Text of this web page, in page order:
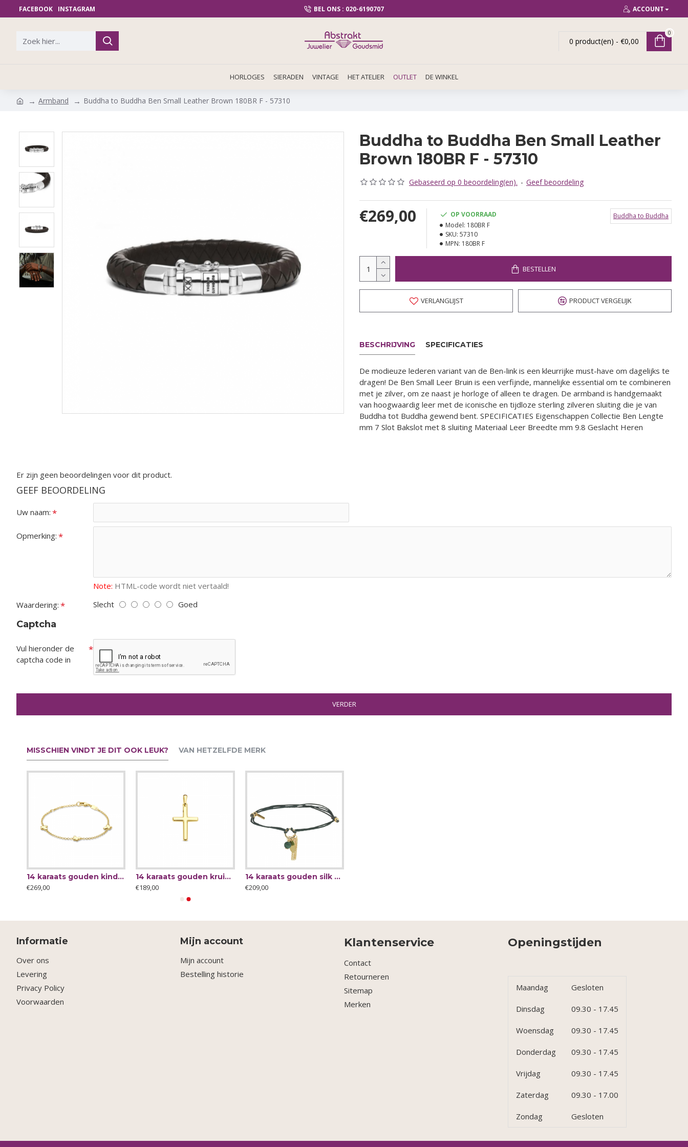
FACEBOOK INSTAGRAM BEL ONS : 020-6190707 ACCOUNT
0 product(en) - €0,00
0
HORLOGES SIERADEN VINTAGE HET ATELIER OUTLET DE WINKEL
Armband Buddha to Buddha Ben Small Leather Brown 180BR F - 57310
Buddha to Buddha Ben Small Leather
Brown 180BR F - 57310
Gebaseerd op 0 beoordeling(en). - Geef beoordeling
€269,00
OP VOORRAAD
Model: 180BR F
SKU: 57310
MPN: 180BR F
Buddha to Buddha
BESTELLEN
VERLANGLIJST PRODUCT VERGELIJK
BESCHRIJVING SPECIFICATIES
De modieuze lederen variant van de Ben-link is een kleurrijke must-have om dagelijks te
dragen! De Ben Small Leer Bruin is een verfijnde, mannelijke essential om te combineren
met je zilver, om ze naast je horloge of alleen te dragen. De armband is handgemaakt
van hoogwaardig leer met de iconische en tijdloze sterling zilveren sluiting die je van
Buddha tot Buddha gewend bent. SPECIFICATIES Eigenschappen Collectie Ben Lengte
mm 7 Slot Bakslot met 8 sluiting Materiaal Leer Breedte mm 9.8 Geslacht Heren
Er zijn geen beoordelingen voor dit product.
GEEF BEOORDELING
Uw naam:
Opmerking:
Note: HTML-code wordt niet vertaald!
Waardering:
Slecht Goed
Captcha
Vul hieronder de
captcha code in
VERDER
MISSCHIEN VINDT JE DIT OOK LEUK? VAN HETZELFDE MERK
14 karaats gouden kinder armband met vlinders 11-13 cm - 65765
€269,00
14 karaats gouden kruis 17x12mm - 65782
€189,00
14 karaats gouden silk armbandmalagiet - 62894
€209,00
Informatie
Over ons
Levering
Privacy Policy
Voorwaarden
Mijn account
Mijn account
Bestelling historie
Klantenservice
Contact
Retourneren
Sitemap
Merken
Openingstijden
Maandag Gesloten
Dinsdag 09.30 - 17.45
Woensdag 09.30 - 17.45
Donderdag 09.30 - 17.45
Vrijdag 09.30 - 17.45
Zaterdag 09.30 - 17.00
Zondag Gesloten